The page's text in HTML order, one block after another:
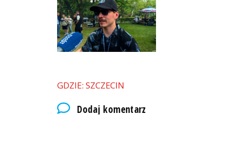
GDZIE: SZCZECIN
Dodaj komentarz